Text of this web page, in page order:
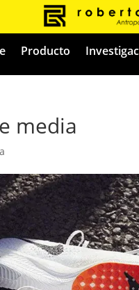
Producto
media